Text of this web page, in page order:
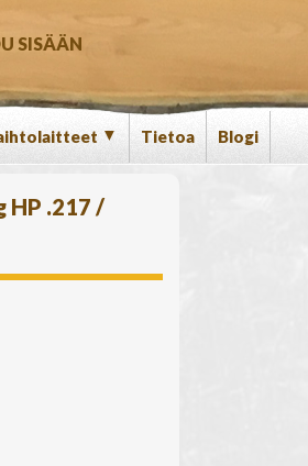
SISÄÄN
▼ Tietoa Blogi
HP .217 /